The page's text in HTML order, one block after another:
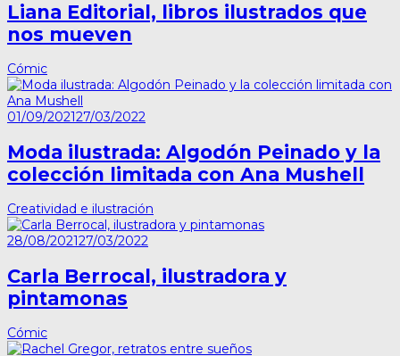
Liana Editorial, libros ilustrados que
nos mueven
Cómic
01/09/202127/03/2022
Moda ilustrada: Algodón Peinado y la
colección limitada con Ana Mushell
Creatividad e ilustración
28/08/202127/03/2022
Carla Berrocal, ilustradora y
pintamonas
Cómic